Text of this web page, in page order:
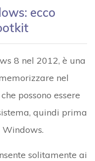
ecco
8 nel 2012, è una
nel
possono essere
quindi prima
solitamente ai